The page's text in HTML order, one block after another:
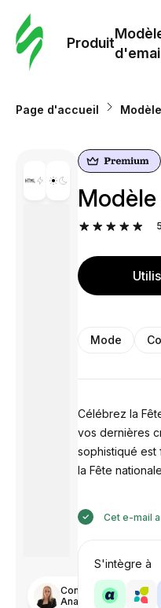
Produit
Page d'accueil
Conçu par
Anastasiia
5
Mode
Célébrez la
vos dernières
sophistiqué est
la Fête
Cet e-mail
S'intègre à